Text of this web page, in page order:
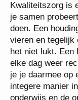
Kwaliteitszorg is
je samen
doen. Een
vieren en tegelijk
het niet lukt. Een
elke dag weer
je je daarmee op
integere manier
onderwijs en de